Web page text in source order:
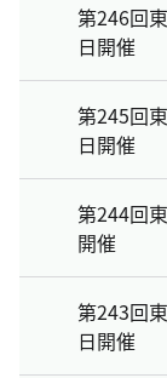
第246回
日開催
第245回
日開催
第244回
開催
第243回
日開催